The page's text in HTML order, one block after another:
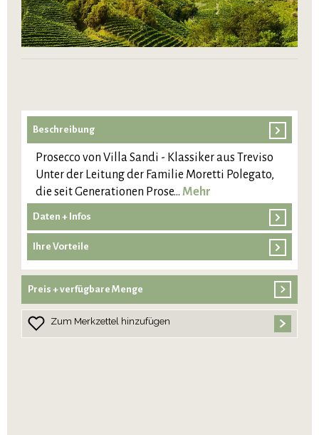
Beschreibung
Prosecco von Villa Sandi - Klassiker aus Treviso
Unter der Leitung der Familie Moretti Polegato,
die seit Generationen Prose… Mehr
Daten + Infos
Ihre Vorteile
Preis + verfügbare Menge
Zum Merkzettel hinzufügen